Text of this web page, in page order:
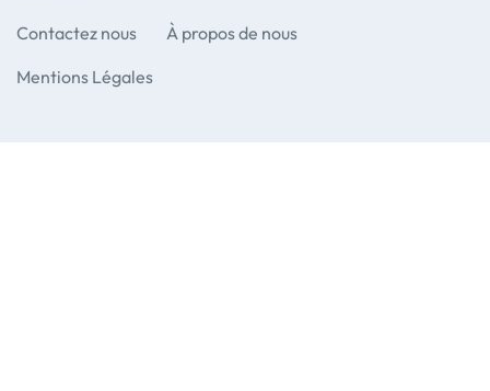
Contactez nous
À propos de nous
Mentions Légales